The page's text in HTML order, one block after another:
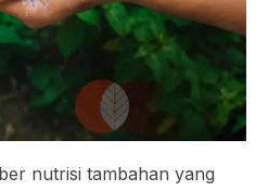
nutrisi tambahan yang